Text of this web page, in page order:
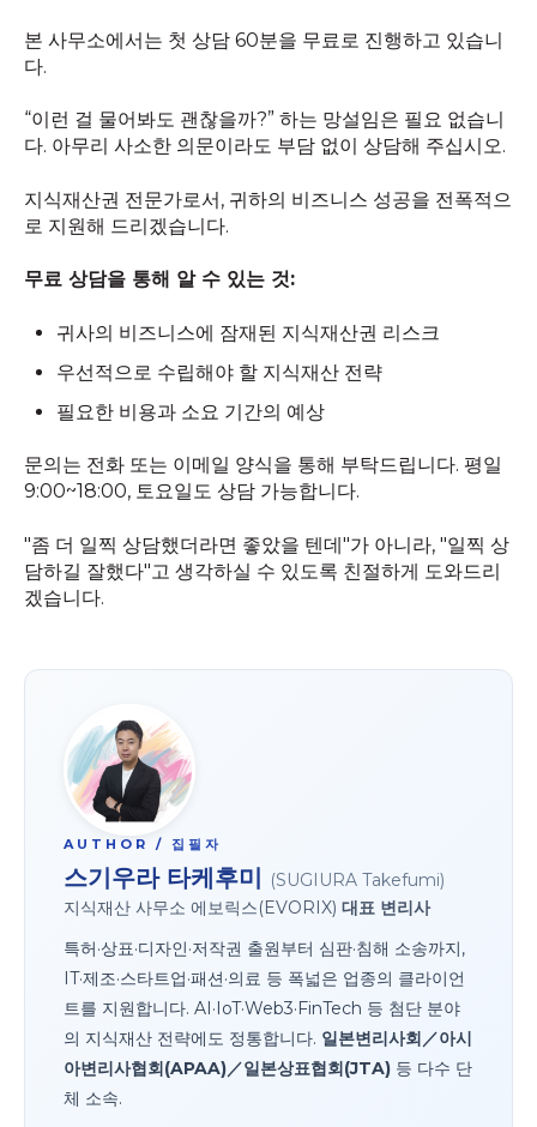
본 사무소에서는 첫 상담 60분을 무료로 진행하고 있습니
다.
“이런 걸 물어봐도 괜찮을까?” 하는 망설임은 필요 없습니
다. 아무리 사소한 의문이라도 부담 없이 상담해 주십시오.
지식재산권 전문가로서, 귀하의 비즈니스 성공을 전폭적으
로 지원해 드리겠습니다.
무료 상담을 통해 알 수 있는 것:
귀사의 비즈니스에 잠재된 지식재산권 리스크
우선적으로 수립해야 할 지식재산 전략
필요한 비용과 소요 기간의 예상
문의는 전화 또는 이메일 양식을 통해 부탁드립니다. 평일
9:00~18:00, 토요일도 상담 가능합니다.
"좀 더 일찍 상담했더라면 좋았을 텐데"가 아니라, "일찍 상
담하길 잘했다"고 생각하실 수 있도록 친절하게 도와드리
겠습니다.
AUTHOR / 집필자
스기우라 타케후미 (SUGIURA Takefumi)
지식재산 사무소 에보릭스(EVORIX) 대표 변리사
특허·상표·디자인·저작권 출원부터 심판·침해 소송까지,
IT·제조·스타트업·패션·의료 등 폭넓은 업종의 클라이언
트를 지원합니다. AI·IoT·Web3·FinTech 등 첨단 분야
의 지식재산 전략에도 정통합니다. 일본변리사회／아시
아변리사협회(APAA)／일본상표협회(JTA) 등 다수 단
체 소속.